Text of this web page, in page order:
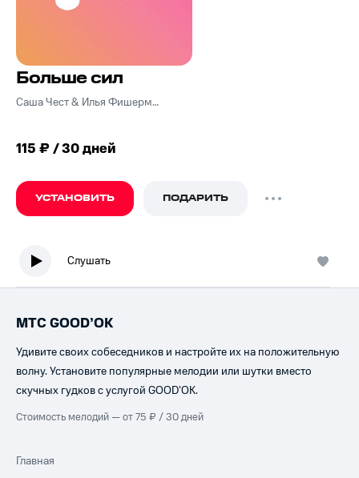
Больше cил
Саша Чест & Илья Фишерман
115 ₽ / 30 дней
УСТАНОВИТЬ ПОДАРИТЬ
Слушать
МТС GOOD’OK
Удивите своих собеседников и настройте их на положительную
волну. Установите популярные мелодии или шутки вместо
скучных гудков с услугой GOOD’OK.
Стоимость мелодий — от 75 ₽ / 30 дней
Главная